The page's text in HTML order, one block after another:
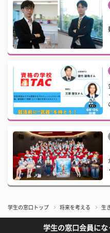
学生の窓口トップ 将来を考える 生
学生の窓口会員にな